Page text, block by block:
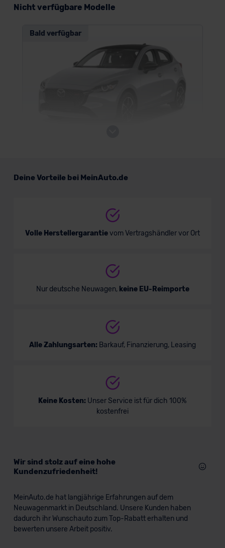
Nicht verfügbare Modelle
Bald verfügbar
Deine Vorteile bei MeinAuto.de
Volle Herstellergarantievom Vertragshändler vor Ort
Nur deutsche Neuwagen, keine EU-Reimporte
Alle Zahlungsarten: Barkauf, Finanzierung, Leasing
Keine Kosten: Unser Service ist für dich 100%
kostenfrei
Wir sind stolz auf eine hohe
Kundenzufriedenheit!
MeinAuto.de hat langjährige Erfahrungen auf dem
Neuwagenmarkt in Deutschland. Unsere Kunden haben
dadurch ihr Wunschauto zum Top-Rabatt erhalten und
bewerten unsere Arbeit positiv.